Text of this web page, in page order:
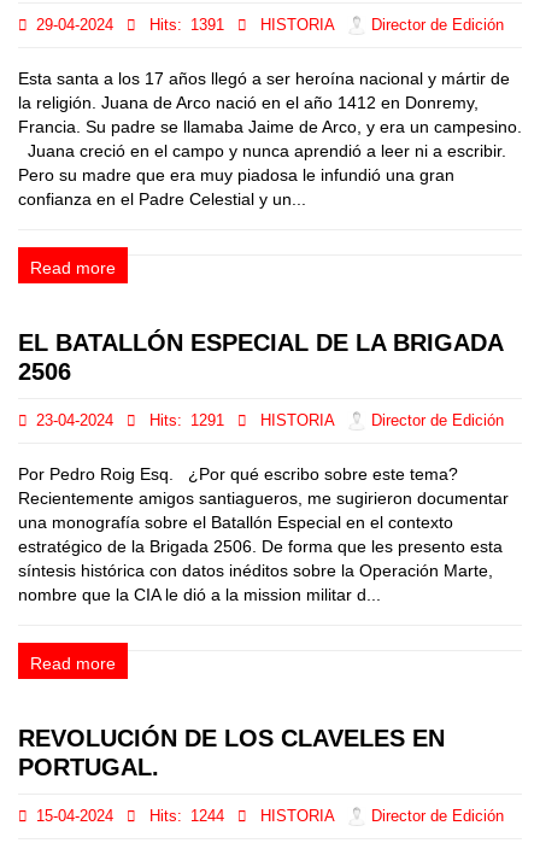
29-04-2024 Hits: 1391 HISTORIA Director de Edición
Esta santa a los 17 años llegó a ser heroína nacional y mártir de
la religión. Juana de Arco nació en el año 1412 en Donremy,
Francia. Su padre se llamaba Jaime de Arco, y era un campesino.
Juana creció en el campo y nunca aprendió a leer ni a escribir.
Pero su madre que era muy piadosa le infundió una gran
confianza en el Padre Celestial y un...
Read more
EL BATALLÓN ESPECIAL DE LA BRIGADA
2506
23-04-2024 Hits: 1291 HISTORIA Director de Edición
Por Pedro Roig Esq. ¿Por qué escribo sobre este tema?
Recientemente amigos santiagueros, me sugirieron documentar
una monografía sobre el Batallón Especial en el contexto
estratégico de la Brigada 2506. De forma que les presento esta
síntesis histórica con datos inéditos sobre la Operación Marte,
nombre que la CIA le dió a la mission militar d...
Read more
REVOLUCIÓN DE LOS CLAVELES EN
PORTUGAL.
15-04-2024 Hits: 1244 HISTORIA Director de Edición